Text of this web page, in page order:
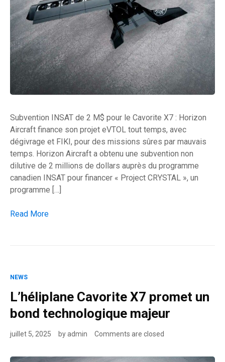
Subvention INSAT de 2 M$ pour le Cavorite X7 : Horizon
Aircraft finance son projet eVTOL tout temps, avec
dégivrage et FIKI, pour des missions sûres par mauvais
temps. Horizon Aircraft a obtenu une subvention non
dilutive de 2 millions de dollars auprès du programme
canadien INSAT pour financer « Project CRYSTAL », un
programme […]
Horizon Aircraft décroche 2 M$ pour son eVTOL tout temps
Read More
NEWS
L’héliplane Cavorite X7 promet un
bond technologique majeur
juillet 5, 2025 byadmin Comments are closed